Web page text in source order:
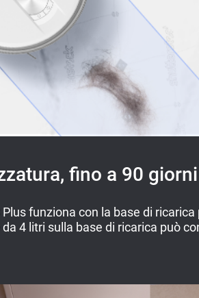
fino a 90 giorni
funziona con la base di ricarica
4 litri sulla base di ricarica può